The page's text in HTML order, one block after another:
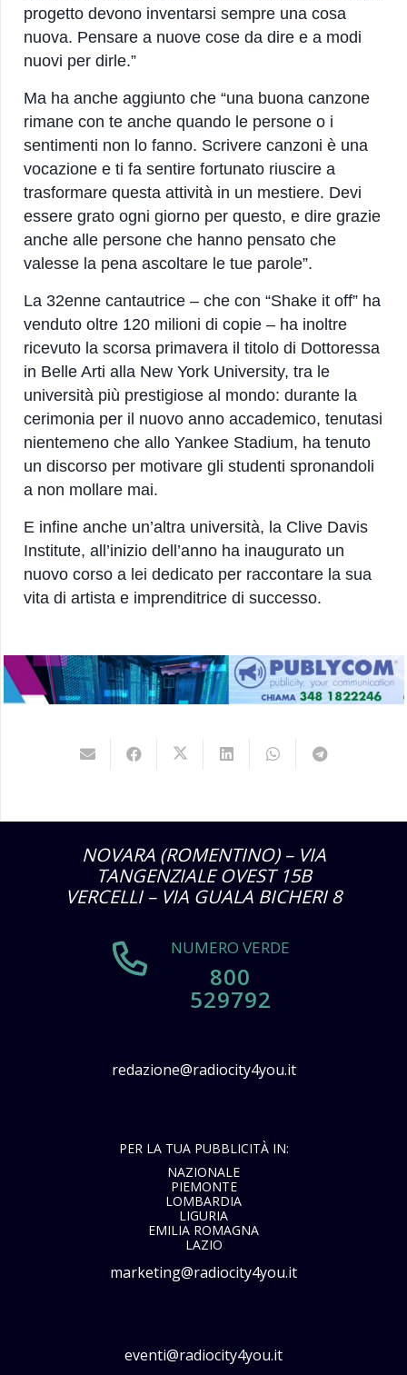
progetto devono inventarsi sempre una cosa
nuova. Pensare a nuove cose da dire e a modi
nuovi per dirle.”
Ma ha anche aggiunto che “una buona canzone
rimane con te anche quando le persone o i
sentimenti non lo fanno. Scrivere canzoni è una
vocazione e ti fa sentire fortunato riuscire a
trasformare questa attività in un mestiere. Devi
essere grato ogni giorno per questo, e dire grazie
anche alle persone che hanno pensato che
valesse la pena ascoltare le tue parole”.
La 32enne cantautrice – che con “Shake it off” ha
venduto oltre 120 milioni di copie – ha inoltre
ricevuto la scorsa primavera il titolo di Dottoressa
in Belle Arti alla New York University, tra le
università più prestigiose al mondo: durante la
cerimonia per il nuovo anno accademico, tenutasi
nientemeno che allo Yankee Stadium, ha tenuto
un discorso per motivare gli studenti spronandoli
a non mollare mai.
E infine anche un’altra università, la Clive Davis
Institute, all’inizio dell’anno ha inaugurato un
nuovo corso a lei dedicato per raccontare la sua
vita di artista e imprenditrice di successo.
NOVARA (ROMENTINO) – VIA
TANGENZIALE OVEST 15B
VERCELLI – VIA GUALA BICHERI 8
NUMERO VERDE
800
529792
redazione@radiocity4you.it
PER LA TUA PUBBLICITÀ IN:
NAZIONALE
PIEMONTE
LOMBARDIA
LIGURIA
EMILIA ROMAGNA
LAZIO
marketing@radiocity4you.it
eventi@radiocity4you.it